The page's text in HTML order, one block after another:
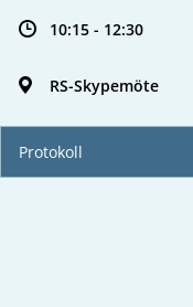
10:15 - 12:30
RS-Skypemöte
Protokoll